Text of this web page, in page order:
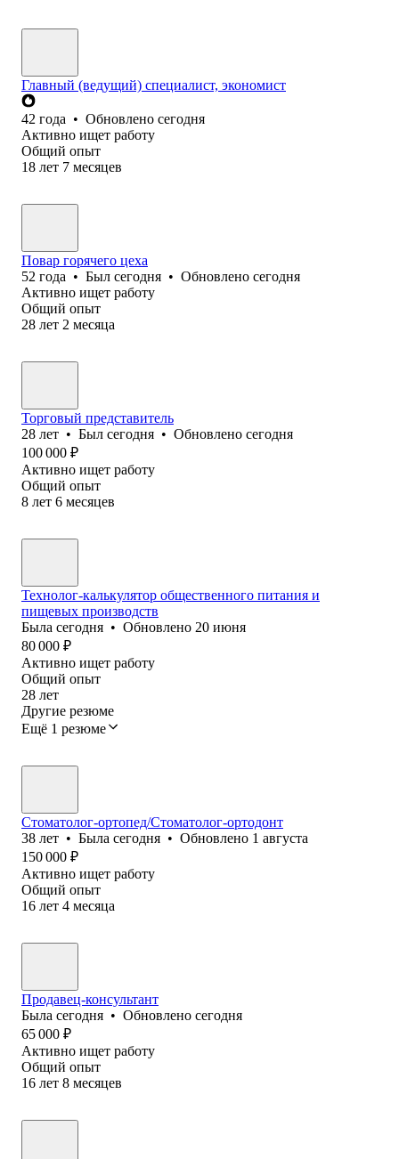
Главный (ведущий) специалист, экономист
42 года • Обновлено сегодня
Активно ищет работу
Общий опыт
18 лет 7 месяцев
Повар горячего цеха
52 года • Был сегодня • Обновлено сегодня
Активно ищет работу
Общий опыт
28 лет 2 месяца
Торговый представитель
28 лет • Был сегодня • Обновлено сегодня
100 000 ₽
Активно ищет работу
Общий опыт
8 лет 6 месяцев
Технолог-калькулятор общественного питания и
пищевых производств
Была сегодня • Обновлено 20 июня
80 000 ₽
Активно ищет работу
Общий опыт
28 лет
Другие резюме
Ещё 1 резюме
Стоматолог-ортопед/Стоматолог-ортодонт
38 лет • Была сегодня • Обновлено 1 августа
150 000 ₽
Активно ищет работу
Общий опыт
16 лет 4 месяца
Продавец-консультант
Была сегодня • Обновлено сегодня
65 000 ₽
Активно ищет работу
Общий опыт
16 лет 8 месяцев